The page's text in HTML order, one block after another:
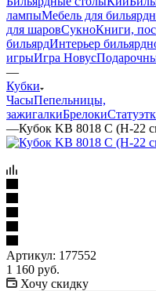
лампыМебель для
для шаровСукноКниги,
бильярдИнтерьер
игрыИгра Новус
—
Кубки
ЧасыПепельницы,
зажигалкиБрелоки
—Кубок KB 8018 C (H-22
Артикул: 177552
1 160 руб.
Хочу скидку